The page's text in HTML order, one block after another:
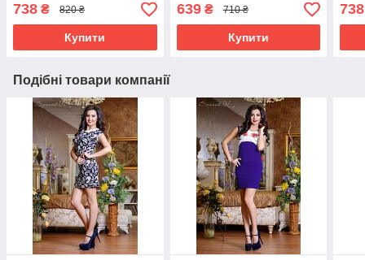
738 ₴ 820 ₴
Купити
639₴ 710 ₴
Купити
738
Подібні товари компанії